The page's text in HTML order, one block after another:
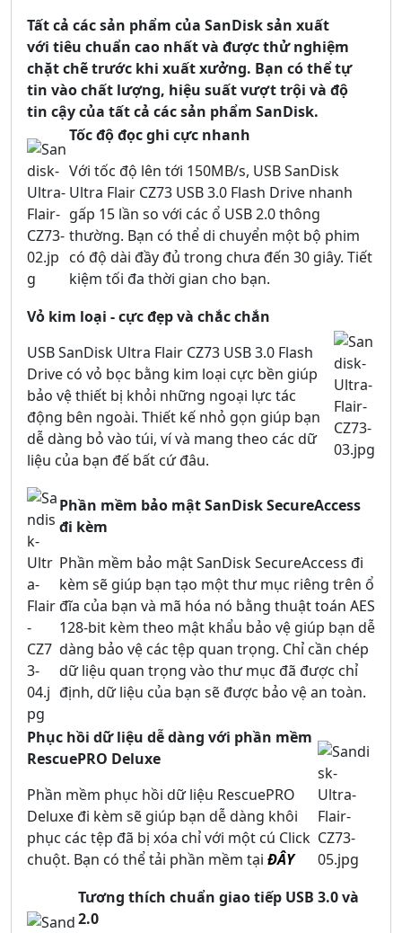
Tất cả các sản phẩm của SanDisk sản xuất
với tiêu chuẩn cao nhất và được thử nghiệm
chặt chẽ trước khi xuất xưởng. Bạn có thể tự
tin vào chất lượng, hiệu suất vượt trội và độ
tin cậy của tất cả các sản phẩm SanDisk.
Tốc độ đọc ghi cực nhanh
Với tốc độ lên tới 150MB/s, USB SanDisk
Ultra Flair CZ73 USB 3.0 Flash Drive nhanh
gấp 15 lần so với các ổ USB 2.0 thông
thường. Bạn có thể di chuyển một bộ phim
có độ dài đầy đủ trong chưa đến 30 giây. Tiết
kiệm tối đa thời gian cho bạn.
Vỏ kim loại - cực đẹp và chắc chắn
USB SanDisk Ultra Flair CZ73 USB 3.0 Flash
Drive có vỏ bọc bằng kim loại cực bền giúp
bảo vệ thiết bị khỏi những ngoại lực tác
động bên ngoài. Thiết kế nhỏ gọn giúp bạn
dễ dàng bỏ vào túi, ví và mang theo các dữ
liệu của bạn đế bất cứ đâu.
Phần mềm bảo mật SanDisk SecureAccess
đi kèm
Phần mềm bảo mật SanDisk SecureAccess đi
kèm sẽ giúp bạn tạo một thư mục riêng trên ổ
đĩa của bạn và mã hóa nó bằng thuật toán AES
128-bit kèm theo mật khẩu bảo vệ giúp bạn dễ
dàng bảo vệ các tệp quan trọng. Chỉ cần chép
dữ liệu quan trọng vào thư mục đã được chỉ
định, dữ liệu của bạn sẽ được bảo vệ an toàn.
Phục hồi dữ liệu dễ dàng với phần mềm
RescuePRO Deluxe
Phần mềm phục hồi dữ liệu RescuePRO
Deluxe đi kèm sẽ giúp bạn dễ dàng khôi
phục các tệp đã bị xóa chỉ với một cú Click
chuột. Bạn có thể tải phần mềm tại ĐÂY
Tương thích chuẩn giao tiếp USB 3.0 và
2.0